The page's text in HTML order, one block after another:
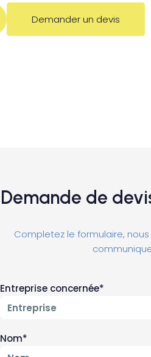
Demander un devis
Demande de
Completez le formulaire,
Entreprise concernée*
Nom*